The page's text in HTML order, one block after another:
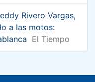
Rivero Vargas,
a las motos:
El Tiempo